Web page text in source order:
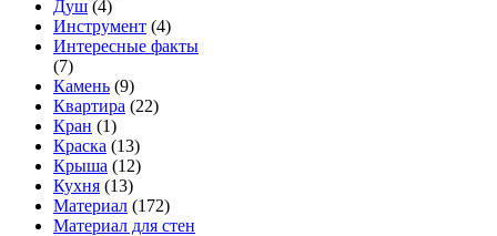
Душ (4)
Инструмент (4)
Интересные факты
(7)
Камень (9)
Квартира (22)
Кран (1)
Краска (13)
Крыша (12)
Кухня (13)
Материал (172)
Материал для стен